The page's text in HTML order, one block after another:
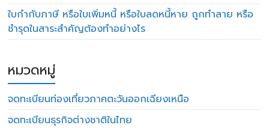
ใบกำกับภาษี หรือใบเพิ่มหนี้ หรือใบลดหนี้หาย ถูกทำลาย หรือ
ชำรุดในสาระสำคัญต้องทำอย่างไร
หมวดหมู่
จดทะเบียนท่องเที่ยวภาคตะวันออกเฉียงเหนือ
จดทะเบียนธุรกิจต่างชาติในไทย